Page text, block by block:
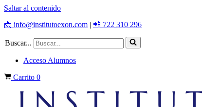
Saltar al contenido
📩 info@institutoexon.com | 📲 722 310 296
Buscar...
Acceso Alumnos
Carrito 0